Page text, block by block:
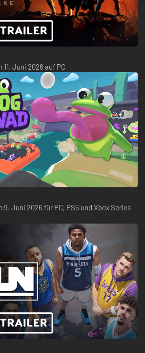
Juni 2026 auf PC
9. Juni 2026 für PC, PS5 und Xbox Series